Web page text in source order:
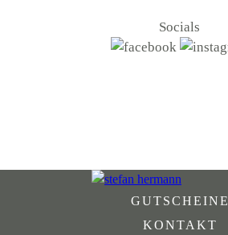
Socials
GUTSCHEINE
KONTAKT